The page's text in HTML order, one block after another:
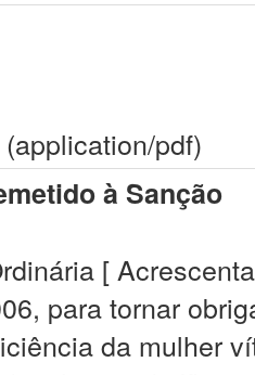
(application/pdf)
à Sanção
[
para tornar
da mulher